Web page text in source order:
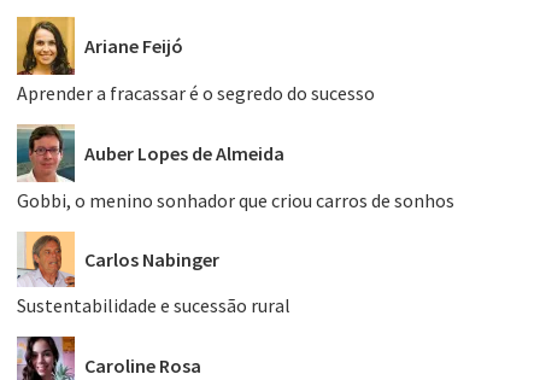
Ariane Feijó
Aprender a fracassar é o segredo do sucesso
Auber Lopes de Almeida
Gobbi, o menino sonhador que criou carros de sonhos
Carlos Nabinger
Sustentabilidade e sucessão rural
Caroline Rosa